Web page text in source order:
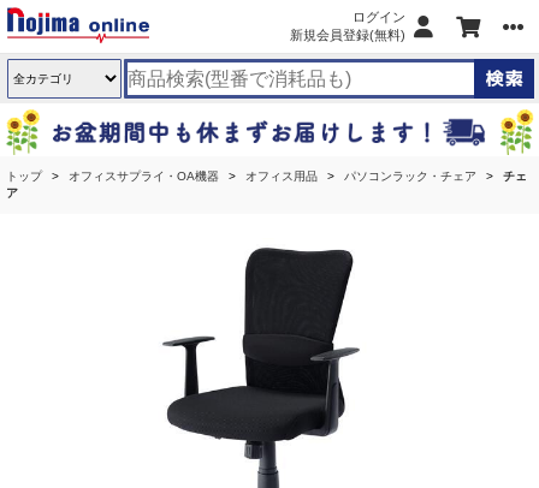
ログイン
新規会員登録(無料)
トップ オフィスサプライ・OA機器 オフィス用品 パソコンラック・チェア
チェ
ア